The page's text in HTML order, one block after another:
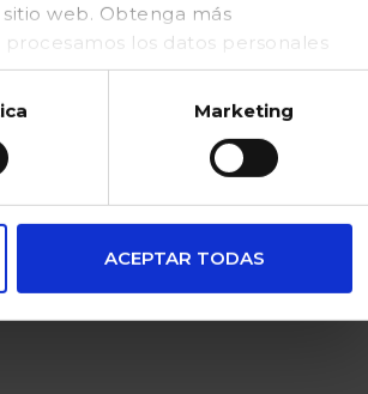
web. Obtenga más
los datos personales
Marketing
ACEPTAR TODASfamilias
numerosas